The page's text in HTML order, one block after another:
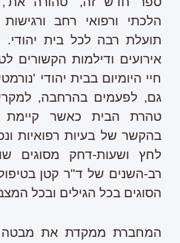
הלכתי ורפואי רחב
תועלת רבה לכל בית יהודי.
אירועים ודילמות הקשורים
חיי היומיום בבית יהודי
גם, לפעמים בהרחבה, למקרי
טהרת הבית כאשר קיימת
בהקשר של בעיות רפואיות
לחץ ושעות-דחק מסוגים
רב-השנים של ד"ר קטן
הסוגים בכל הגילים ובכל
המחברת ממקדת את מבטה